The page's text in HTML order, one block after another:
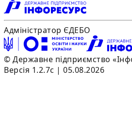
Адміністратор ЄДЕБО
© Державне підприємство
Версія 1.2.7c | 05.08.2026